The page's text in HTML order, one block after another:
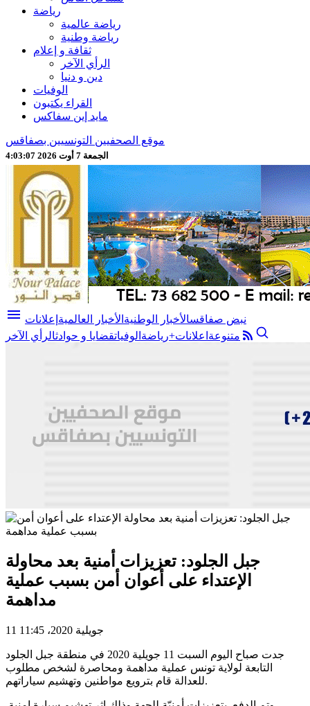
رياضة
رياضة عالمية
رياضة وطنية
ثقافة و إعلام
الرأي الآخر
دين و دنيا
الوفيات
القراء يكتبون
مايد إين سفاكس
موقع الصحفيين التونسيين بصفاقس
الجمعة 7 أوت 2026 4:03:09
menu نبض صفاقسالأخبار الوطنية الأخبار العالمية إعلانات
متنوعة اعلانات+رياضة الوفياتقضايا و حوادثالرأي الآخر
جبل الجلود: تعزيزات أمنية بعد محاولة
الإعتداء على أعوان أمن بسبب عملية
مداهمة
11 جويلية 2020، 11:45
جدت صباح اليوم السبت 11 جويلية 2020 في منطقة جبل الجلود
التابعة لولاية تونس عملية مداهمة ومحاصرة لشخص مطلوب
للعدالة قام بترويع مواطنين وتهشيم سياراتهم.